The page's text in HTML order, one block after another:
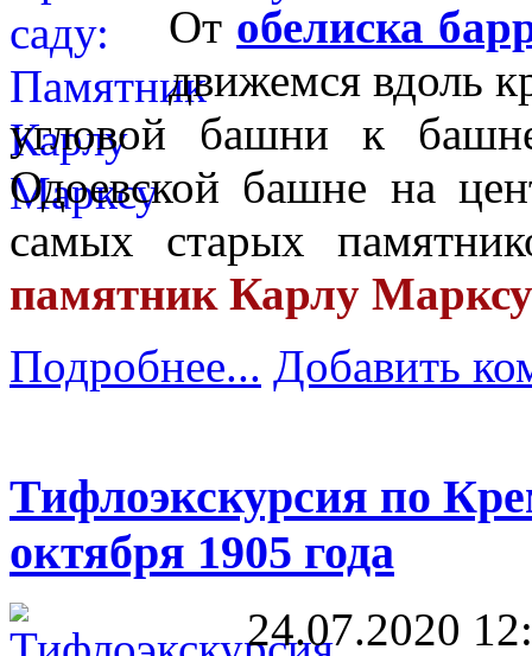
От обелиска
движемся вдоль
угловой башни к
Одоевской башне на
самых старых
памятник Карлу Марксу
Подробнее... Добавить
Тифлоэкскурсия по
октября 1905 года
24.07.2020